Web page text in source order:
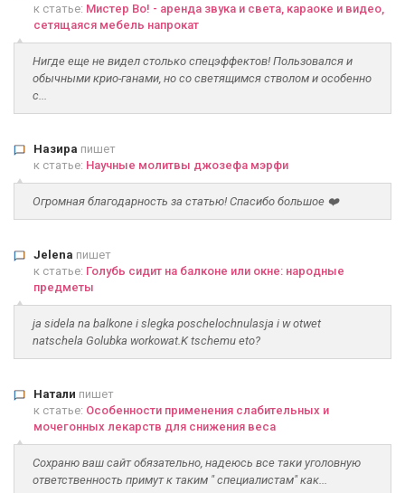
к статье: Мистер Во! - аренда звука и света, караоке и видео,
сетящаяся мебель напрокат
Нигде еще не видел столько спецэффектов! Пользовался и
обычными крио-ганами, но со светящимся стволом и особенно
с...
Назира пишет
к статье: Научные молитвы джозефа мэрфи
Огромная благодарность за статью! Спасибо большое ❤️
Jelena пишет
к статье: Голубь сидит на балконе или окне: народные
предметы
ja sidela na balkone i slegka poschelochnulasja i w otwet
natschela Golubka workowat.K tschemu eto?
Натали пишет
к статье: Особенности применения слабительных и
мочегонных лекарств для снижения веса
Сохраню ваш сайт обязательно, надеюсь все таки уголовную
ответственность примут к таким " специалистам" как...